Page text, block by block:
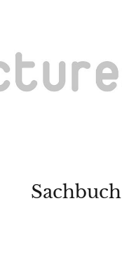
Sachbuch